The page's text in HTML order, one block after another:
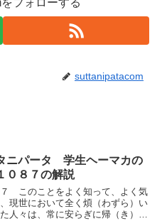
フォローする
suttanipatacom
ニパータ 学生ヘーマカの
０８７の解説
７ このことをよく知って、よく気
現世において全く煩（わずら）い
人々は、常に安らぎに帰（き）し